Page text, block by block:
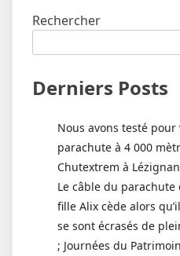
Rechercher
Derniers Posts
Nous avons testé
parachute à 4 000
Chutextrem à
Le câble du parachute
fille Alix cède alors
se sont écrasés de
; Journées du